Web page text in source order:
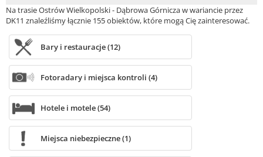
Na trasie Ostrów Wielkopolski - Dąbrowa Górnicza w wariancie przez
DK11 znaleźliśmy łącznie 155 obiektów, które mogą Cię zainteresować.
Bary i restauracje (12)
Fotoradary i miejsca kontroli (4)
Hotele i motele (54)
Miejsca niebezpieczne (1)